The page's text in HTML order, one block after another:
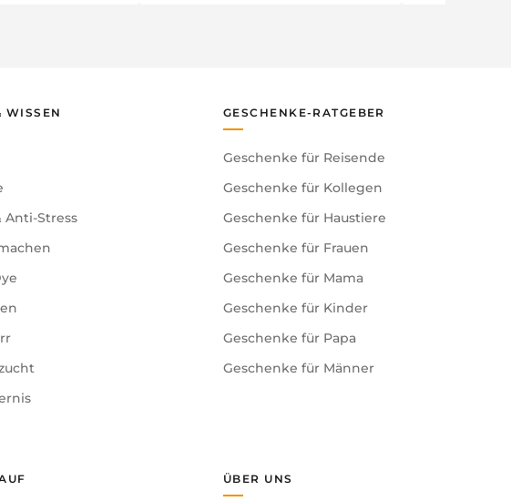
WISSEN
Anti-Stress
GESCHENKE-RATGEBER
Geschenke für Reisende
Geschenke für Kollegen
Geschenke für Haustiere
Geschenke für Frauen
Geschenke für Mama
Geschenke für Kinder
Geschenke für Papa
Geschenke für Männer
ÜBER UNS